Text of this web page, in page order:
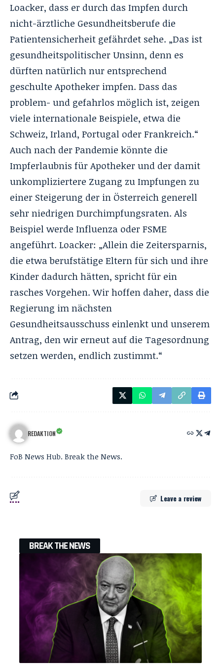
Loacker, dass er durch das Impfen durch
nicht-ärztliche Gesundheitsberufe die
Patientensicherheit gefährdet sehe. „Das ist
gesundheitspolitischer Unsinn, denn es
dürften natürlich nur entsprechend
geschulte Apotheker impfen. Dass das
problem- und gefahrlos möglich ist, zeigen
viele internationale Beispiele, etwa die
Schweiz, Irland, Portugal oder Frankreich.“
Auch nach der Pandemie könnte die
Impferlaubnis für Apotheker und der damit
unkompliziertere Zugang zu Impfungen zu
einer Steigerung der in Österreich generell
sehr niedrigen Durchimpfungsraten. Als
Beispiel werde Influenza oder FSME
angeführt. Loacker: „Allein die Zeitersparnis,
die etwa berufstätige Eltern für sich und ihre
Kinder dadurch hätten, spricht für ein
rasches Vorge­hen. Wir hoffen daher, dass die
Regierung im nächsten
Gesundheitsausschuss einlenkt und unserem
Antrag, den wir erneut auf die Tagesordnung
setzen werden, endlich zustimmt.“
REDAKTION
FoB News Hub. Break the News.
Leave a review
BREAK THE NEWS